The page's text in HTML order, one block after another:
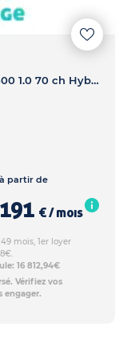
500 1.0 70 ch Hybride BSG S/S - 500 1.0 70 ch Hybride BSG S/S
à partir de
191 € / mois
mois, 1er loyer
16 812,94€
Vérifiez vos
engager.